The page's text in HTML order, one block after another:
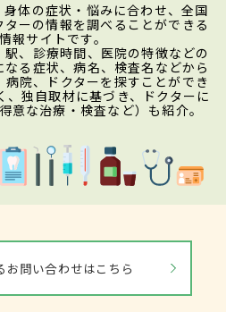
身体の症状・悩みに合わせ、全国
ーの情報を調べることができる
報サイトです。
、診療時間、医院の特徴などの
る症状、病名、検査名などから
院、ドクターを探すことができ
、独自取材に基づき、ドクターに
意な治療・検査など）も紹介。
お問い合わせはこちら